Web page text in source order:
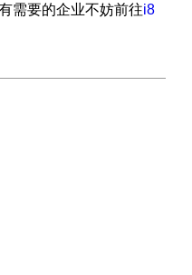
需要的企业不妨前往i8